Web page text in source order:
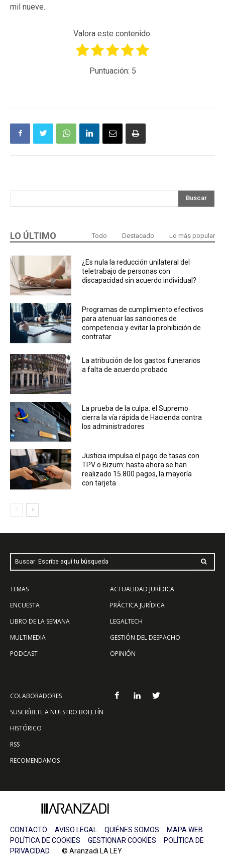
mil nueve.
Valora este contenido.
Puntuación: 5
Buscar
LO ÚLTIMO Todo Destacado Lo más popular
¿Es nula la reducción unilateral del
teletrabajo de personas con
discapacidad sin acuerdo individual?
Programas de cumplimiento efectivos
para atenuar las sanciones de
competencia y evitar la prohibición de
contratar
La atribución de los gastos funerarios
a falta de acuerdo probado
La prueba de la culpa: el Supremo
cierra la vía rápida de Hacienda contra
los administradores
Justicia impulsa el pago de tasas con
TPV o Bizum: hasta ahora se han
realizado 15.800 pagos, la mayoría
con tarjeta
Buscar: Escribe aquí tu búsqueda
TEMAS
ENCUESTA
LIBRO DE LA SEMANA
MULTIMEDIA
PODCAST
ACTUALIDAD JURÍDICA
PRÁCTICA JURÍDICA
LEGALTECH
GESTIÓN DEL DESPACHO
OPINIÓN
COLABORADORES
SUSCRÍBETE A NUESTRO BOLETÍN
HISTÓRICO
RSS
RECOMENDAMOS
CONTACTO AVISO LEGAL QUIÉNES SOMOS
MAPA WEB
POLÍTICA DE COOKIES
GESTIONAR COOKIES
POLÍTICA DE
PRIVACIDAD © Aranzadi LA LEY